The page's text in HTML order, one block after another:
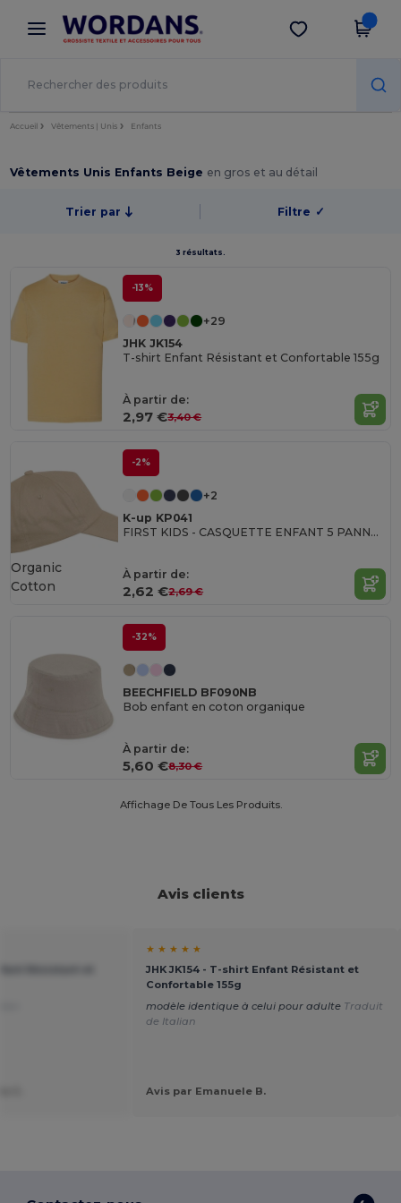
× Appli Wordans
Meilleurs prix sur l’app !
Obtenir l'appli
Accueil Vêtements | Unis Enfants
Vêtements Unis Enfants Beige en gros et au détail
Trier par Filtre ✓
3 résultats.
-13%
+29
JHK JK154
T-shirt Enfant Résistant et Confortable 155g
À partir de:
2,97 €3,40 €
-2%
+2
K-up KP041
FIRST KIDS - CASQUETTE ENFANT 5 PANNEAUX
À partir de:
2,62 €2,69 €
Organic
Cotton
-32%
BEECHFIELD BF090NB
Bob enfant en coton organique
À partir de:
5,60 €8,30 €
Affichage De Tous Les Produits.
Avis clients
★ ★ ★ ★ ★
JHK JK154 - T-shirt Enfant Résistant et
Confortable 155g
modèle identique à celui pour adulte Traduit
de Italian
Avis par Emanuele B.